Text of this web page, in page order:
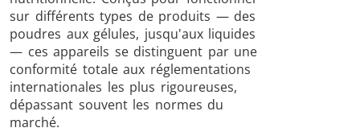
sur différents types de produits — des
poudres aux gélules, jusqu'aux liquides
— ces appareils se distinguent par une
conformité totale aux réglementations
internationales les plus rigoureuses,
dépassant souvent les normes du
marché.